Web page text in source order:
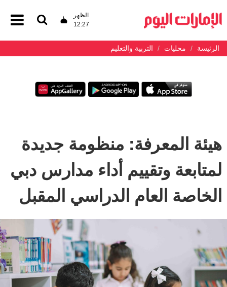
الظهر
12:27
الرئيسة محليات التربية والتعليم
هيئة المعرفة: منظومة جديدة
لمتابعة وتقييم أداء مدارس دبي
الخاصة العام الدراسي المقبل